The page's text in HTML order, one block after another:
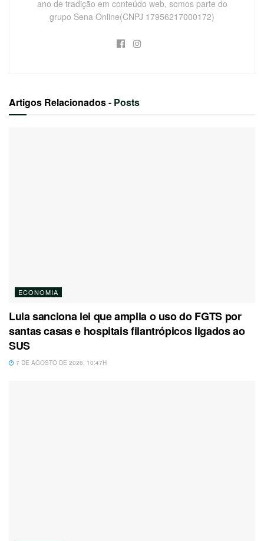
ano de tradição em conteúdo web, somos parte do
grupo Sena Online(CNPJ 17956217000172)
Artigos Relacionados- Posts
ECONOMIA
Lula sanciona lei que amplia o uso do FGTS por
santas casas e hospitais filantrópicos ligados ao
SUS
7 DE AGOSTO DE 2026, 10:47H